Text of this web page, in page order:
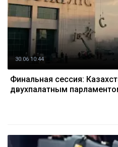
30.06 10:44
Финальная сессия:
двухпалатным